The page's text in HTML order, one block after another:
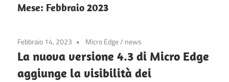
Mese: Febbraio 2023
Febbraio 14, 2023 Micro Edge/ news
La nuova versione 4.3 di Micro Edge
aggiunge la visibilità dei